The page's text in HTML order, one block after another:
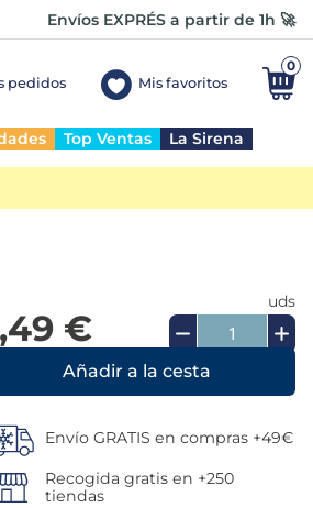
Envíos EXPRÉS a partir de 1h 🚀
pedidos Mis favoritos
0
Top Ventas La Sirena
€
uds
Añadir a la cesta
Envío GRATIS en compras +49€
Recogida gratis en +250
tiendas